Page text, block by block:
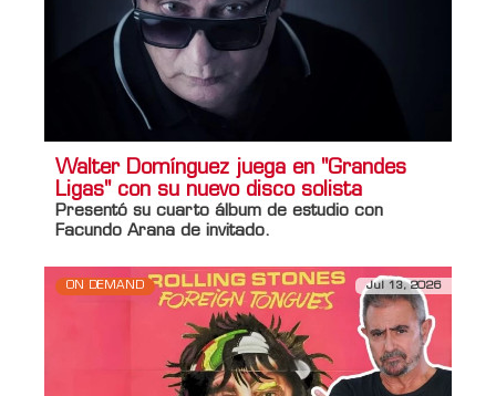
Walter Domínguez juega en "Grandes
Ligas" con su nuevo disco solista
Presentó su cuarto álbum de estudio con
Facundo Arana de invitado.
ON DEMAND Jul 13, 2026